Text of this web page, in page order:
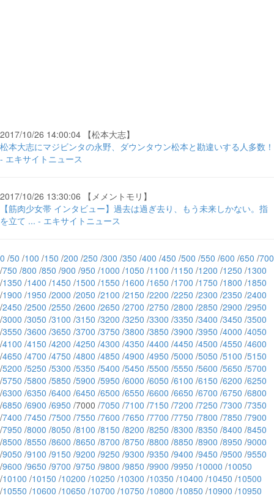
2017/10/26 14:00:04 【松本大志】
松本大志にマジビンタの永野、ダウンタウン松本と勘違いする人多数！
- エキサイトニュース
2017/10/26 13:30:06 【メメントモリ】
【筋肉少女帯 インタビュー】過去は過ぎ去り、もう未来しかない。指
を立て ... - エキサイトニュース
0 /50 /100 /150 /200 /250 /300 /350 /400 /450 /500 /550 /600 /650 /700
/750 /800 /850 /900 /950 /1000 /1050 /1100 /1150 /1200 /1250 /1300
/1350 /1400 /1450 /1500 /1550 /1600 /1650 /1700 /1750 /1800 /1850
/1900 /1950 /2000 /2050 /2100 /2150 /2200 /2250 /2300 /2350 /2400
/2450 /2500 /2550 /2600 /2650 /2700 /2750 /2800 /2850 /2900 /2950
/3000 /3050 /3100 /3150 /3200 /3250 /3300 /3350 /3400 /3450 /3500
/3550 /3600 /3650 /3700 /3750 /3800 /3850 /3900 /3950 /4000 /4050
/4100 /4150 /4200 /4250 /4300 /4350 /4400 /4450 /4500 /4550 /4600
/4650 /4700 /4750 /4800 /4850 /4900 /4950 /5000 /5050 /5100 /5150
/5200 /5250 /5300 /5350 /5400 /5450 /5500 /5550 /5600 /5650 /5700
/5750 /5800 /5850 /5900 /5950 /6000 /6050 /6100 /6150 /6200 /6250
/6300 /6350 /6400 /6450 /6500 /6550 /6600 /6650 /6700 /6750 /6800
/6850 /6900 /6950 /7000 /7050 /7100 /7150 /7200 /7250 /7300 /7350
/7400 /7450 /7500 /7550 /7600 /7650 /7700 /7750 /7800 /7850 /7900
/7950 /8000 /8050 /8100 /8150 /8200 /8250 /8300 /8350 /8400 /8450
/8500 /8550 /8600 /8650 /8700 /8750 /8800 /8850 /8900 /8950 /9000
/9050 /9100 /9150 /9200 /9250 /9300 /9350 /9400 /9450 /9500 /9550
/9600 /9650 /9700 /9750 /9800 /9850 /9900 /9950 /10000 /10050
/10100 /10150 /10200 /10250 /10300 /10350 /10400 /10450 /10500
/10550 /10600 /10650 /10700 /10750 /10800 /10850 /10900 /10950